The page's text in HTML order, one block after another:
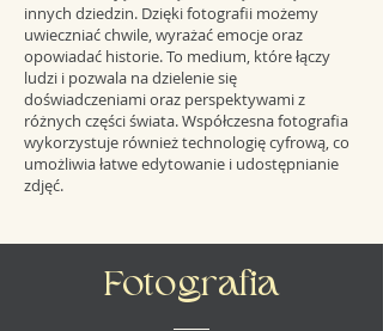
innych dziedzin. Dzięki fotografii możemy
uwieczniać chwile, wyrażać emocje oraz
opowiadać historie. To medium, które łączy
ludzi i pozwala na dzielenie się
doświadczeniami oraz perspektywami z
różnych części świata. Współczesna fotografia
wykorzystuje również technologię cyfrową, co
umożliwia łatwe edytowanie i udostępnianie
zdjęć.
Fotografia